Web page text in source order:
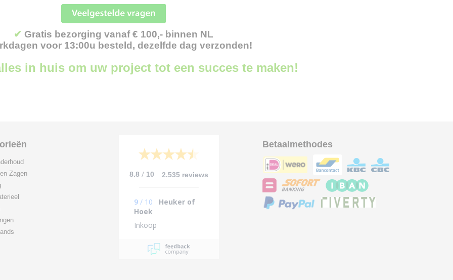
✔ Gratis bezorging vanaf € 100,- binnen NL
voor 13:00u besteld, dezelfde dag verzonden!
in huis om uw project tot een succes te maken!
Zagen
8.8 / 10 2.535 reviews
9 / 10
Heuker of
Hoek
Inkoop
Betaalmethodes